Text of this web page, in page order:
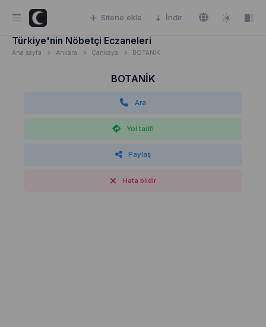
Sitene ekle İndir
Türkiye'nin Nöbetçi Eczaneleri
Ana sayfa Ankara Çankaya BOTANİK
BOTANİK
Ara
Yol tarifi
Paylaş
Hata bildir